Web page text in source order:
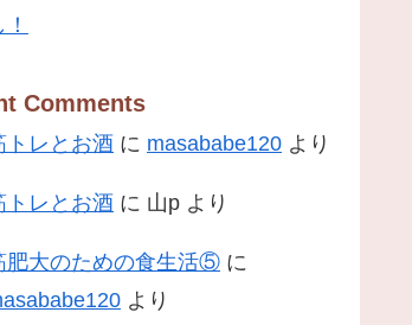
！
Comments
トレとお酒 に masababe120 より
トレとお酒 に 山p より
肥大のための食生活⑤ に
より